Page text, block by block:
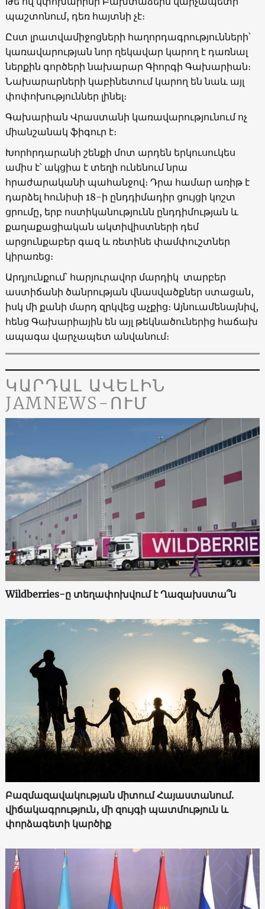
պաշտոնում, դեռ հայտնի չէ։
Ըստ լրատվամիջոցների հաղորդագրությունների՝
կառավարության նոր ղեկավար կարող է դառնալ
ներքին գործերի նախարար Գիորգի Գախարիան։
Նախարարների կաբինետում կարող են նաև այլ
փոփոխություններ լինել։
Գախարիան Վրաստանի կառավարությունում ոչ
միանշանակ ֆիգուր է։
Խորհրդարանի շենքի մոտ արդեն երկուսուկես
ամիս է՝ ակցիա է տեղի ունենում նրա
հրաժարականի պահանջով։ Դրա համար առիթ է
դարձել հունիսի 18-ի ընդդիմադիր ցույցի կոշտ
ցրումը, երբ ոստիկանությունն ընդդիմության և
քաղաքացիական ակտիվիստների դեմ
արցունքաբեր գազ և ռետինե փամփուշտներ
կիրառեց։
Արդյունքում՝ հարյուրավոր մարդիկ տարբեր
աստիճանի ծանրության վնասվածքներ ստացան,
իսկ մի քանի մարդ զրկվեց աչքից։ Այնուամենայնիվ,
հենց Գախարիային են այլ թեկնածուներից հաճախ
ապագա վարչապետ անվանում։
ԿԱՐԴԱԼ ԱՎԵԼԻՆ
JAMNEWS-ՈՒՄ
Wildberries-ը տեղափոխվում է Ղազախստա՞ն
Բազմազավակության միտում Հայաստանում.
վիճակագրություն, մի զույգի պատմություն և
փորձագետի կարծիք